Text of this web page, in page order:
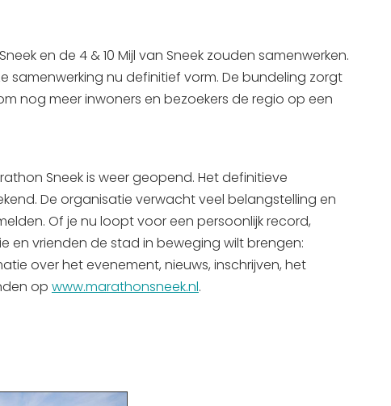
en de 4 & 10 Mijl van Sneek zouden samenwerken.
samenwerking nu definitief vorm. De bundeling zorgt
nog meer inwoners en bezoekers de regio op een
Sneek is weer geopend. Het definitieve
De organisatie verwacht veel belangstelling en
Of je nu loopt voor een persoonlijk record,
en vrienden de stad in beweging wilt brengen:
over het evenement, nieuws, inschrijven, het
op www.marathonsneek.nl.